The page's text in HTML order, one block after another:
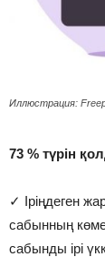
Иллюстрация:
73 % түрін
✓ Іріңдеген
сабынның
сабынды ірі